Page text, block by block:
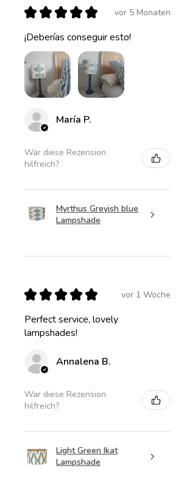
★ ★ ★ ★ ★ vor 5 Monaten
¡Deberías conseguir esto!
María P.
War diese Rezension
hilfreich?
Myrthus Greyish blue
Lampshade
★ ★ ★ ★ ★ vor 1 Woche
Perfect service, lovely
lampshades!
Annalena B.
War diese Rezension
hilfreich?
Light Green Ikat
Lampshade